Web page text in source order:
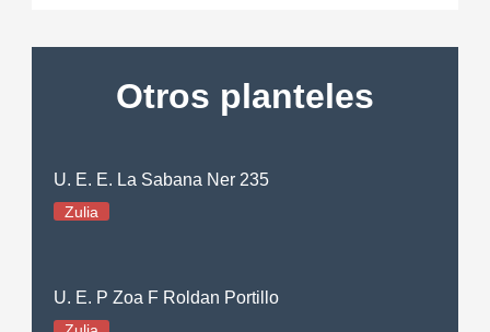
Otros planteles
U. E. E. La Sabana Ner 235
Zulia
U. E. P Zoa F Roldan Portillo